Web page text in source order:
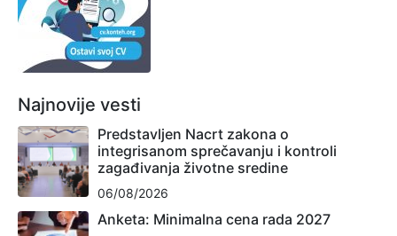
Najnovije vesti
Predstavljen Nacrt zakona o
integrisanom sprečavanju i kontroli
zagađivanja životne sredine
06/08/2026
Anketa: Minimalna cena rada 2027